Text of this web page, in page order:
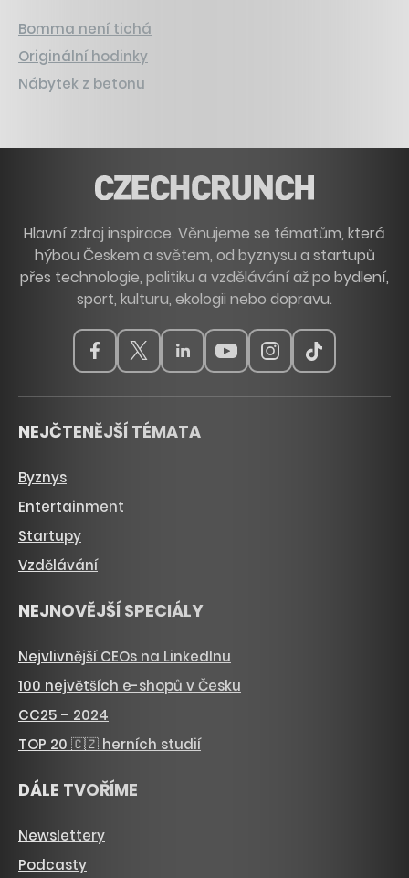
Bomma není tichá
Originální hodinky
Nábytek z betonu
Hlavní zdroj inspirace. Věnujeme se tématům, která
hýbou Českem a světem, od byznysu a startupů
přes technologie, politiku a vzdělávání až po bydlení,
sport, kulturu, ekologii nebo dopravu.
NEJČTENĚJŠÍ TÉMATA
Byznys
Entertainment
Startupy
Vzdělávání
NEJNOVĚJŠÍ SPECIÁLY
Nejvlivnější CEOs na LinkedInu
100 největších e-shopů v Česku
CC25 – 2024
TOP 20 🇨🇿 herních studií
DÁLE TVOŘÍME
Newslettery
Podcasty